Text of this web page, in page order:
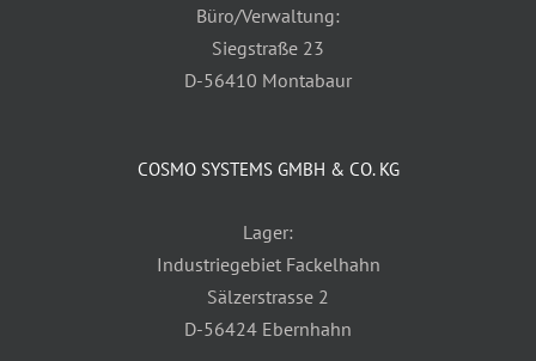
Büro/Verwaltung:
Siegstraße 23
D-56410 Montabaur
COSMO SYSTEMS GMBH & CO. KG
Lager:
Industriegebiet Fackelhahn
Sälzerstrasse 2
D-56424 Ebernhahn